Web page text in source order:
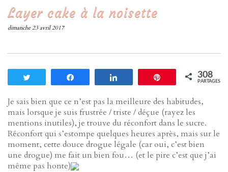
Layer cake à la noisette
dimanche 23 avril 2017
Enregistrer308
PARTAGES
Je sais bien que ce n’est pas la meilleure des habitudes,
mais lorsque je suis frustrée / triste / déçue (rayez les
mentions inutiles), je trouve du réconfort dans le sucre.
Réconfort qui s’estompe quelques heures après, mais sur le
moment, cette douce drogue légale (car oui, c’est bien
une drogue) me fait un bien fou… (et le pire c’est que j’ai
même pas honte)